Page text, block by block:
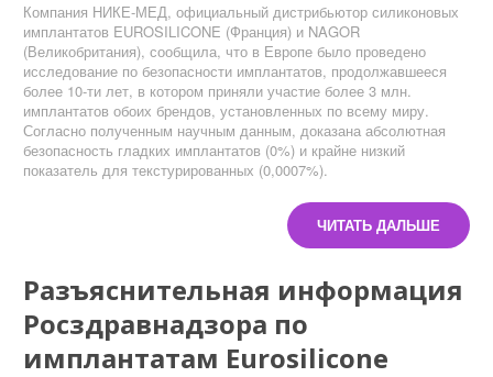
Компания НИКЕ-МЕД, официальный дистрибьютор силиконовых
имплантатов EUROSILICONE (Франция) и NAGOR
(Великобритания), сообщила, что в Европе было проведено
исследование по безопасности имплантатов, продолжавшееся
более 10-ти лет, в котором приняли участие более 3 млн.
имплантатов обоих брендов, установленных по всему миру.
Согласно полученным научным данным, доказана абсолютная
безопасность гладких имплантатов (0%) и крайне низкий
показатель для текстурированных (0,0007%).
ЧИТАТЬ ДАЛЬШЕ
Разъяснительная информация
Росздравнадзора по
имплантатам Eurosilicone